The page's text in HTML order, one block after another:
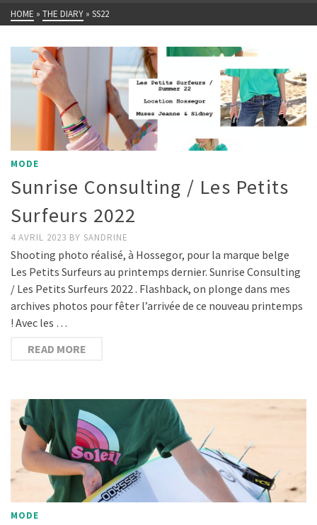
HOME » THE DIARY » SS22
MODE
Sunrise Consulting / Les Petits
Surfeurs 2022
4 AVRIL 2023 BY SANDRINE
Shooting photo réalisé, à Hossegor, pour la marque belge
Les Petits Surfeurs au printemps dernier. Sunrise Consulting
/ Les Petits Surfeurs 2022 . Flashback, on plonge dans mes
archives photos pour fêter l’arrivée de ce nouveau printemps
! Avec les …
READ MORE
MODE